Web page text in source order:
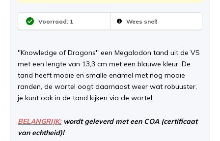
Voorraad: 1 Wees snel!
''Knowledge of Dragons'' een Megalodon tand uit de VS
met een lengte van 13,3 cm met een blauwe kleur. De
tand heeft mooie en smalle enamel met nog mooie
randen, de wortel oogt daarnaast weer wat robuuster,
je kunt ook in de tand kijken via de wortel.
BELANGRIJK:wordt geleverd met een COA (certificaat
van echtheid)!